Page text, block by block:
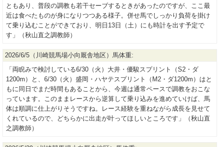
ともあり、普段の調教も若干セーブするときがあったのですが、ここ最
近は食べたものが身になりつつある様子。併せ馬でしっかり負荷を掛け
て乗り込むことができており、明日13日（土）にも時計を出す予定で
す」（秋山直之調教師）
2026/6/5（川崎競馬場小向厩舎地区）馬体重:
「両睨みで検討している6/30（火）大井・優駿スプリント（S2・ダ
1200m）と、6/30（火）盛岡・ハヤテスプリント（M2・ダ1200m）はと
もに同日でまだ時間もあることから、今週は通常ペースで調教をおこな
っています。このままレースから逆算して乗り込みを進めていけば、馬
体は順調に仕上がりそうですね。レース経験を重ねながら成長を見せて
くれているので、どちらかに出走が叶ってほしいところです」（秋山直
之調教師）